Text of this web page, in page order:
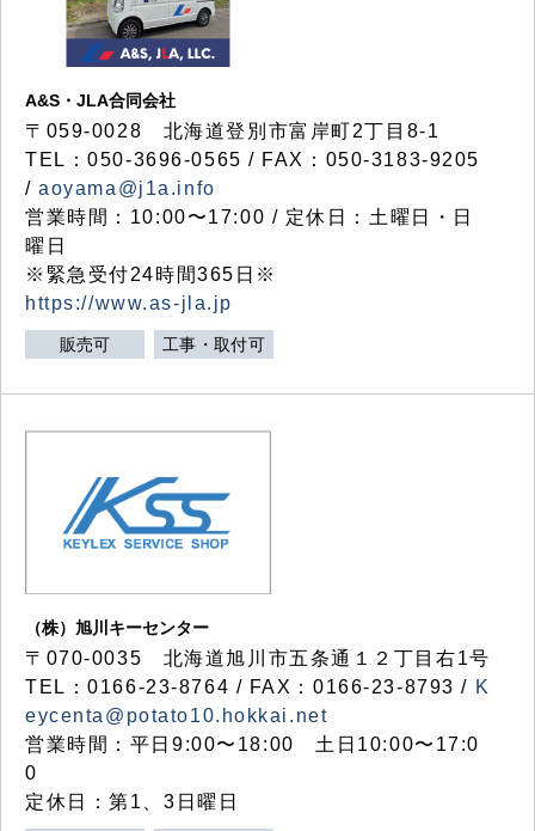
A&S・JLA合同会社
〒 059-0028 北海道登別市富岸町2丁目 8-1
TEL：050-3696-0565 / FAX：050-3183-9205
/aoyama@j1a.info
営業時間：10:00〜17:00 / 定休日：土曜日・日
曜日
※緊急受付24時間365日※
https://www.as-jla.jp
販売可 工事・取付可
（株）旭川キーセンター
〒070-0035 北海道旭川市五条通１２丁目右1号
TEL：0166-23-8764 / FAX：0166-23-8793 / K
eycenta@potato10.hokkai.net
営業時間：平日9:00〜18:00 土日10:00〜17:0
0
定休日：第1、3日曜日